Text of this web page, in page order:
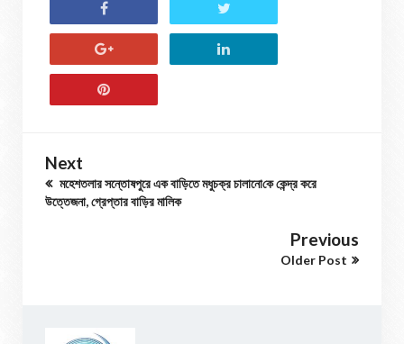
Next
মহেশতলার সন্তোষপুরে এক বাড়িতে মধুচক্র চালানো‌কে কেন্দ্র করে
উত্তেজনা, গ্রেপ্তার বাড়ির মালিক
Previous
Older Post